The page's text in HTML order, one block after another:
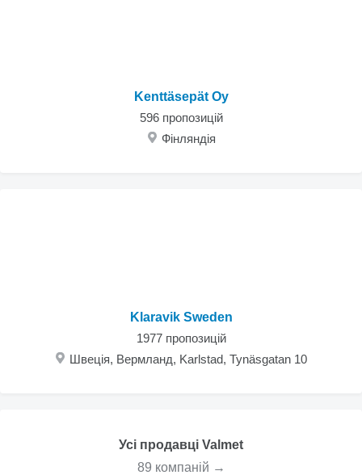
Kenttäsepät Oy
596 пропозицій
Фінляндія
Klaravik Sweden
1977 пропозицій
Швеція, Вермланд, Karlstad, Tynäsgatan 10
Усі продавці Valmet
89 компаній →